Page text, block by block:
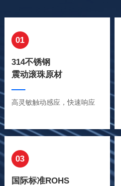
01
314不锈钢
震动滚珠原材
高灵敏触动感应，快速响应
03
国际标准ROHS